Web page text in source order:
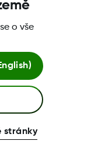
o vše
stránky